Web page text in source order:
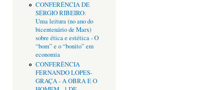
CONFERÊNCIA DE
SÉRGIO RIBEIRO:
Uma leitura (no ano do
bicentenário de Marx)
sobre ética e estética - O
“bom” e o “bonito” em
economia
CONFERÊNCIA
FERNANDO LOPES-
GRAÇA - A OBRA E O